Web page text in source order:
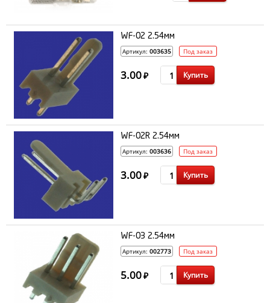
WF-02 2.54мм
Артикул: 003635 Под заказ
3.00₽ Купить
WF-02R 2.54мм
Артикул: 003636 Под заказ
3.00₽ Купить
WF-03 2.54мм
Артикул: 002773 Под заказ
5.00₽ Купить